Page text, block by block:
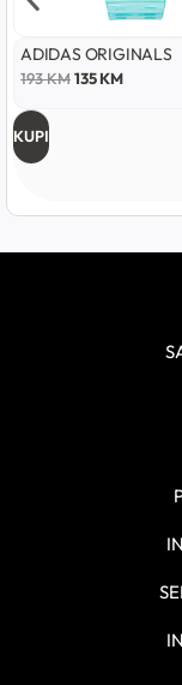
ADIDAS ORIGINALS
193KM135KM
KUPI